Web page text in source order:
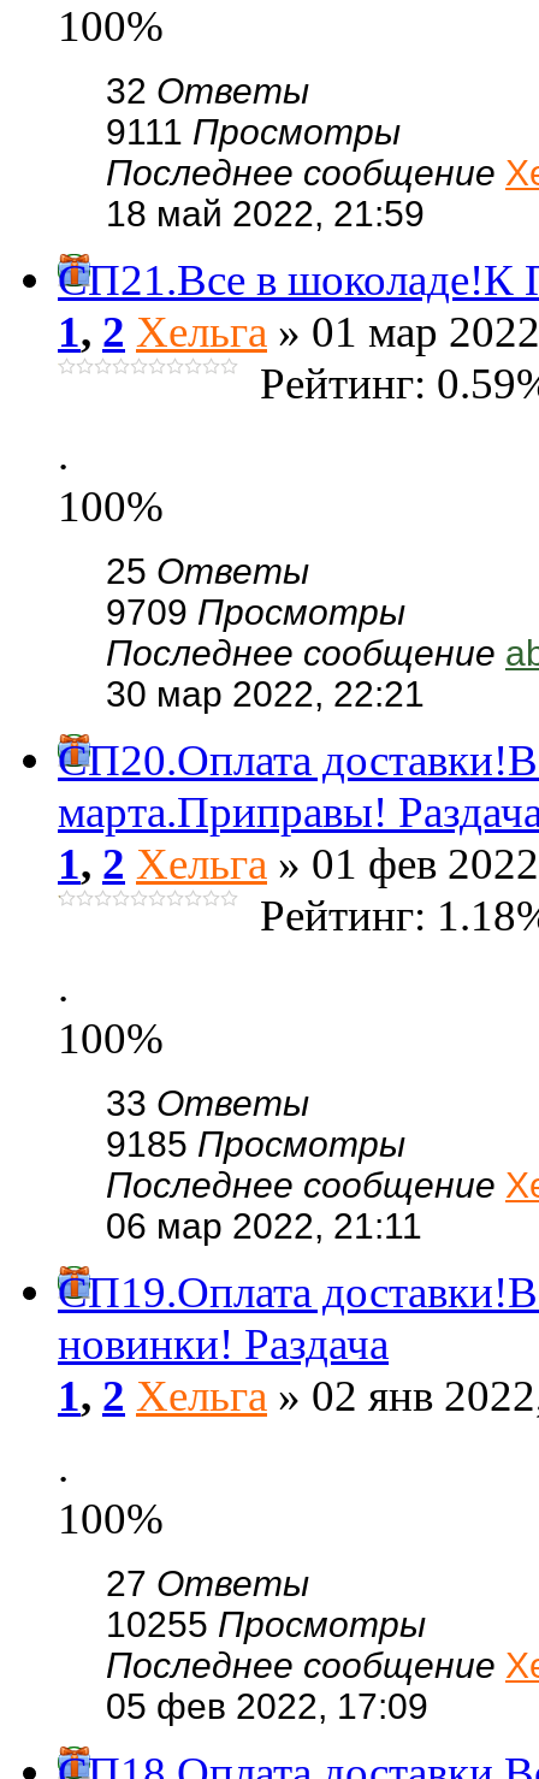
100%
32 Ответы
9111 Просмотры
Последнее сообщение
18 май 2022, 21:59
СП21.Все в шоколаде!К
1, 2 Хельга » 01 мар
Рейтинг:
.
100%
25 Ответы
9709 Просмотры
Последнее сообщение
30 мар 2022, 22:21
СП20.Оплата
марта.Приправы!
1, 2 Хельга » 01 фев
Рейтинг:
.
100%
33 Ответы
9185 Просмотры
Последнее сообщение
06 мар 2022, 21:11
СП19.Оплата
новинки! Раздача
1, 2 Хельга » 02 янв
.
100%
27 Ответы
10255 Просмотры
Последнее сообщение
05 фев 2022, 17:09